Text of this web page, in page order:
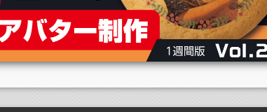
ーイベント）
ド＆ステッカー制作・PRイベント）